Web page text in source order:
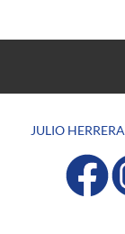
JULIO